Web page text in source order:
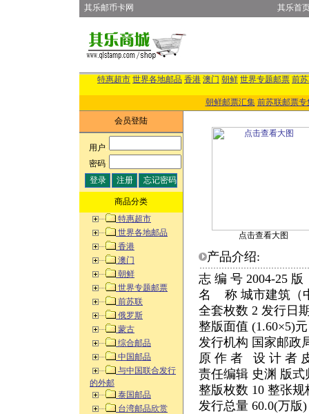
其乐邮币卡网 其乐首
特惠超市 世界各地邮品 香港 澳门 朝鲜 世界专题邮票 前
朝鲜邮票汇集 前苏联邮票专
会员登陆
用户:
密码:
商品分类
特惠超市
世界各地邮品
香港
澳门
朝鲜
世界专题邮票
前苏联
俄罗斯
蒙古
综合邮品
中国邮品
与中国联合发行
的外邮
泰国邮品
台湾邮品欣赏
点击查看大图
产品介绍:
志 编 号 2004-25
名 称 城市建筑（
全套枚数 2 发行日
整版面值 (1.60×5)
发行机构 国家邮政
原 作 者 设 计 者
责任编辑 史渊 版
整版枚数 10 整张规
发行总量 60.0(万版